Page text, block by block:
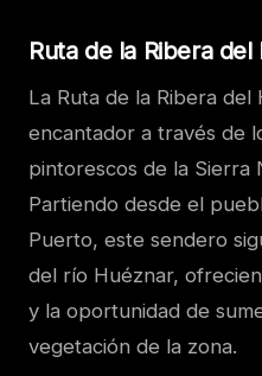
Ruta de la Ribera del
La Ruta de la Ribera del
encantador a través de
pintorescos de la Sierra
Partiendo desde el
Puerto, este sendero
del río Huéznar,
y la oportunidad de
vegetación de la zona.